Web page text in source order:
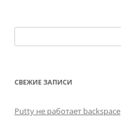
СВЕЖИЕ ЗАПИСИ
Putty не работает backspace